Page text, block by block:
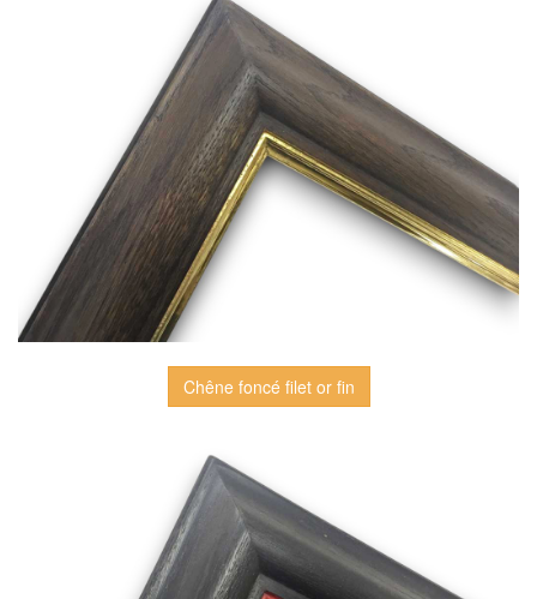
Chêne foncé filet or fin